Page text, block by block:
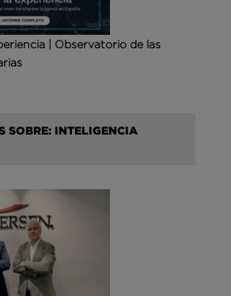
| Observatorio de las
SOBRE: INTELIGENCIA